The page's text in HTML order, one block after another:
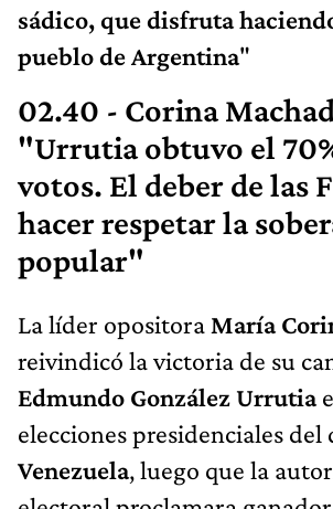
sádico, que disfruta
pueblo de Argentina"
02.40 - Corina
"Urrutia obtuvo el
votos. El deber de las
hacer respetar la
popular"
La líder opositora María
reivindicó la victoria de su
Edmundo González Urrutia
elecciones presidenciales del
Venezuela, luego que la